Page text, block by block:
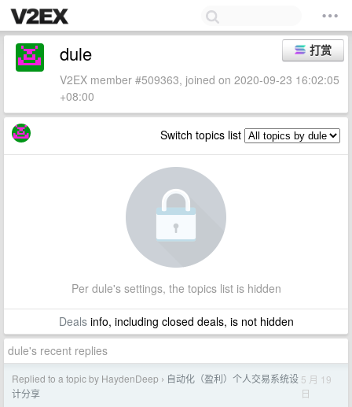
打赏
dule
V2EX member #509363, joined on 2020-09-23 16:02:05
+08:00
Switch topics list
Per dule's settings, the topics list is hidden
Dealsinfo, including closed deals, is not hidden
dule's recent replies
Replied to a topic by HaydenDeep › 自动化（盈利）个人交易系统设
计分享
5 月 19
日